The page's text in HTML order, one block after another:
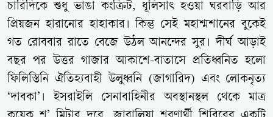
চারিদিকে শুধু ভাঙা কংক্রিট, ধূলিসাৎ হওয়া ঘরবাড়ি আর
প্রিয়জন হারানোর হাহাকার। কিন্তু সেই মহাশ্মশানের বুকেই
গত রোববার রাতে বেজে উঠল আনন্দের সুর। দীর্ঘ আড়াই
বছর পর উত্তর গাজার আকাশে-বাতাসে প্রতিধ্বনিত হলো
ফিলিস্তিনি ঐতিহ্যবাহী উলুধ্বনি (জাগারিদ) এবং লোকনৃত্য
‘দাবকা’। ইসরাইলি সেনাবাহিনীর অবস্থানস্থল থেকে মাত্র